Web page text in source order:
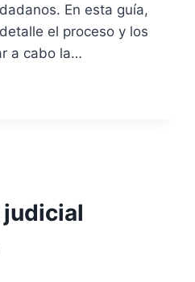
En esta guía,
el proceso y los
a cabo la…